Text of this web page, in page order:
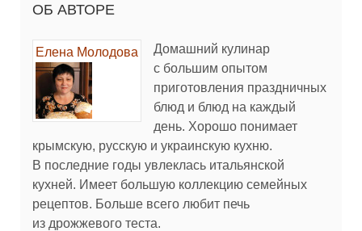
ОБ АВТОРЕ
Елена Молодова
Домашний кулинар
с большим опытом
приготовления праздничных
блюд и блюд на каждый
день. Хорошо понимает
крымскую, русскую и украинскую кухню.
В последние годы увлеклась итальянской
кухней. Имеет большую коллекцию семейных
рецептов. Больше всего любит печь
из дрожжевого теста.